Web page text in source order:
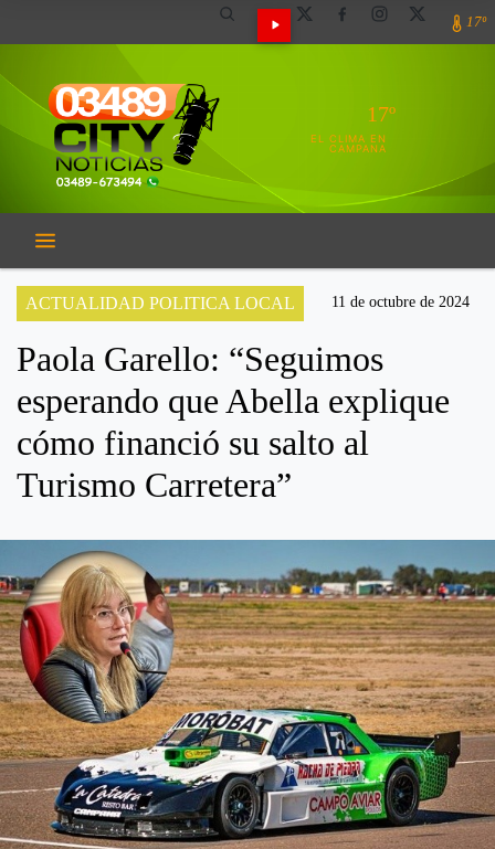
17º
17º
EL CLIMA EN
CAMPANA
ACTUALIDAD POLITICA LOCAL 11 de octubre de 2024
Paola Garello: “Seguimos
esperando que Abella explique
cómo financió su salto al
Turismo Carretera”